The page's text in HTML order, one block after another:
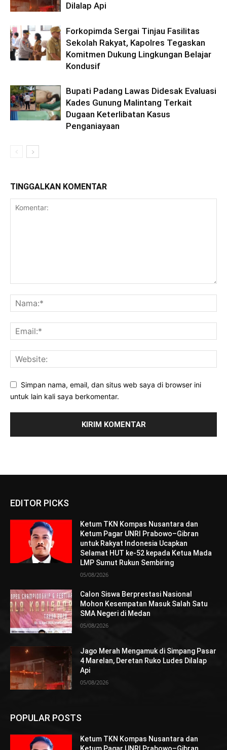
Dilalap Api
Forkopimda Sergai Tinjau Fasilitas
Sekolah Rakyat, Kapolres Tegaskan
Komitmen Dukung Lingkungan Belajar
Kondusif
Bupati Padang Lawas Didesak Evaluasi
Kades Gunung Malintang Terkait
Dugaan Keterlibatan Kasus
Penganiayaan
TINGGALKAN KOMENTAR
Simpan nama, email, dan situs web saya di browser ini
untuk lain kali saya berkomentar.
EDITOR PICKS
Ketum TKN Kompas Nusantara dan
Ketum Pagar UNRI Prabowo–Gibran
untuk Rakyat Indonesia Ucapkan
Selamat HUT ke-52 kepada Ketua Mada
LMP Sumut Rukun Sembiring
05/08/2026
Calon Siswa Berprestasi Nasional
Mohon Kesempatan Masuk Salah Satu
SMA Negeri di Medan
05/08/2026
Jago Merah Mengamuk di Simpang Pasar
4 Marelan, Deretan Ruko Ludes Dilalap
Api
05/08/2026
POPULAR POSTS
Ketum TKN Kompas Nusantara dan